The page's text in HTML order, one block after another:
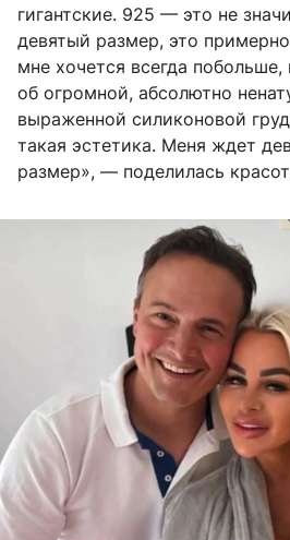
гигантские. 925 — это не
девятый размер, это
мне хочется всегда
об огромной, абсолютно
выраженной силиконовой
такая эстетика. Меня ждет
размер», — поделилась